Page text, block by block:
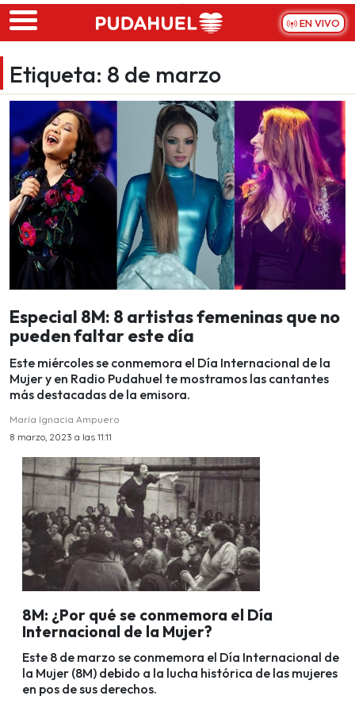
Skip to main content
EN VIVO
Etiqueta: 8 de marzo
Especial 8M: 8 artistas femeninas que no
pueden faltar este día
Este miércoles se conmemora el Día Internacional de la
Mujer y en Radio Pudahuel te mostramos las cantantes
más destacadas de la emisora.
María Ignacia Ampuero
8 marzo, 2023 a las 11:11
8M: ¿Por qué se conmemora el Día
Internacional de la Mujer?
Este 8 de marzo se conmemora el Día Internacional de
la Mujer (8M) debido a la lucha histórica de las mujeres
en pos de sus derechos.